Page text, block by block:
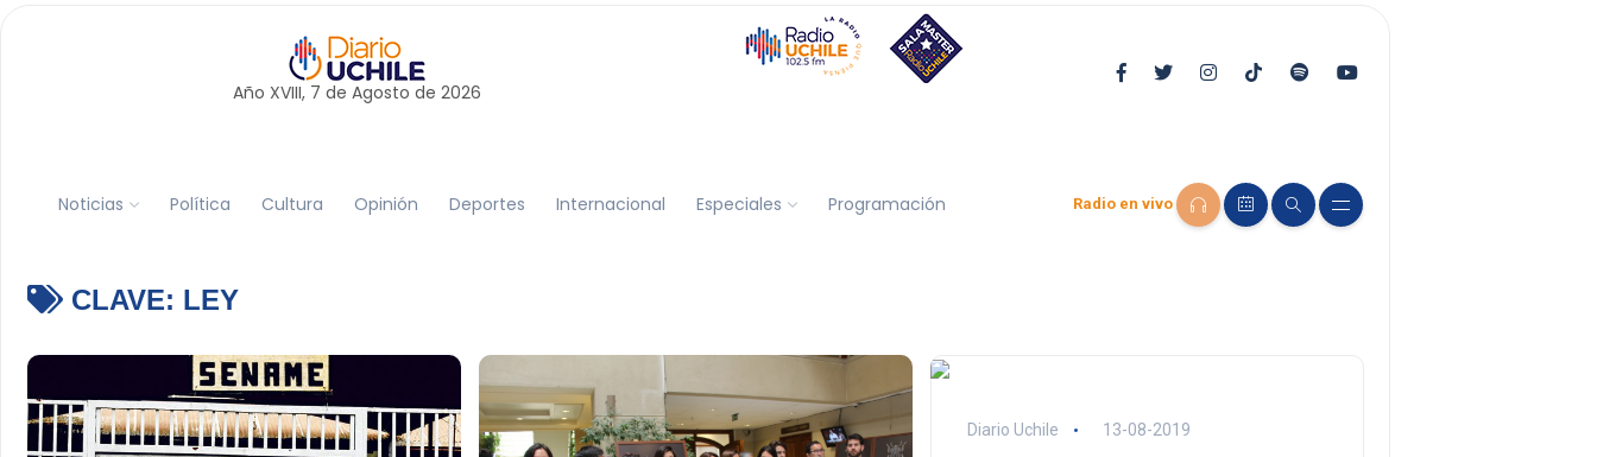
Año XVIII, 7 de Agosto de 2026
Noticias Política Cultura Opinión Deportes Internacional Especiales Programación Radio en vivo
CLAVE: LEY
Diario Uchile 13-08-2019